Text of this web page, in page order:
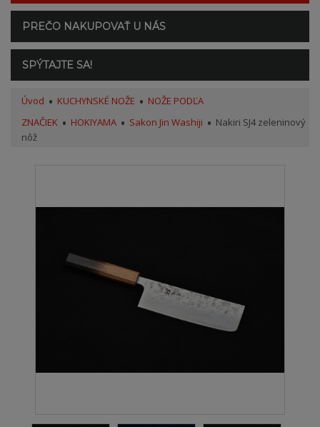
PREČO NAKUPOVAŤ U NÁS
SPÝTAJTE SA!
Úvod KUCHYNSKÉ NOŽE
NOŽE PODĽA
ZNAČIEK
HOKIYAMA Sakon Jin Washiji
Nakiri SJ4 zeleninový
nôž